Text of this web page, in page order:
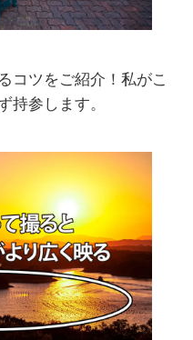
コツをご紹介！私がこ
持参します。